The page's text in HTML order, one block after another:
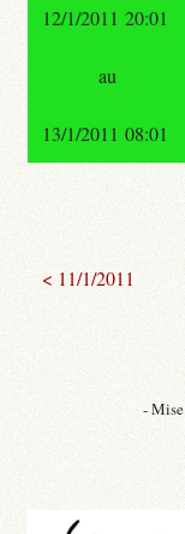
12/1/2011 20:01
au
13/1/2011 08:01
< 11/1/2011
-